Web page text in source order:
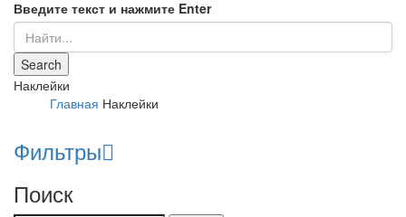
Введите текст и нажмите Enter
Наклейки
Главная Наклейки
Фильтры
Поиск